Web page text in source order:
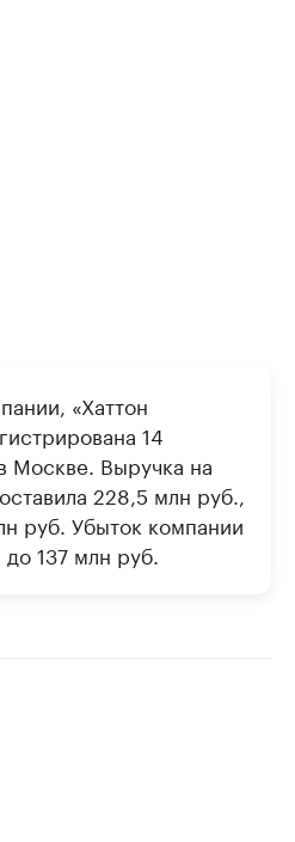
«Хаттон
14
Москве. Выручка на
228,5 млн руб.,
руб. Убыток компании
137 млн руб.